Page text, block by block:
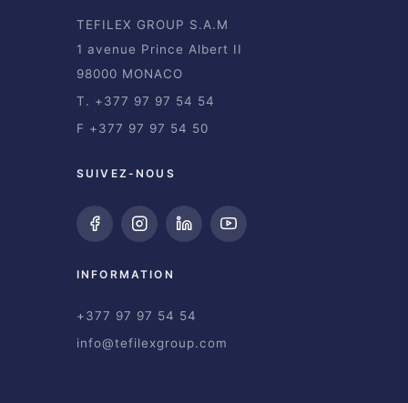
TEFILEX GROUP S.A.M
1 avenue Prince Albert II
98000 MONACO
T. +377 97 97 54 54
F +377 97 97 54 50
SUIVEZ-NOUS
INFORMATION
+377 97 97 54 54
info@tefilexgroup.com